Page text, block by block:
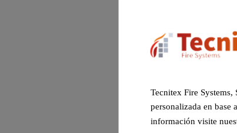
Tecnitex Fire
personalizada en base
información visite